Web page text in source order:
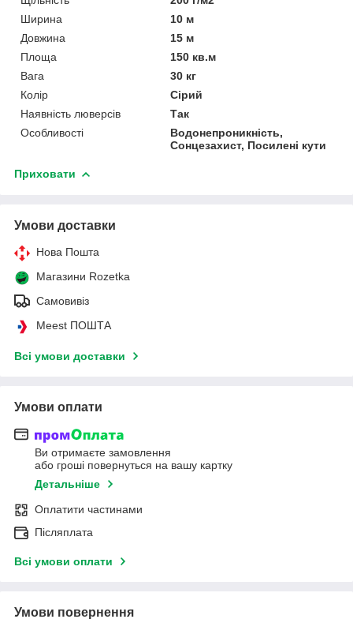
Ширина
10 м
Довжина
15 м
Площа
150 кв.м
Вага
30 кг
Колір
Сірий
Наявність люверсів
Так
Особливості
Водонепроникність,
Сонцезахист, Посилені кути
Приховати
Умови доставки
Нова Пошта
Магазини Rozetka
Самовивіз
Meest ПОШТА
Всі умови доставки
Умови оплати
Ви отримаєте замовлення
або гроші повернуться на вашу картку
Детальніше
Оплатити частинами
Післяплата
Всі умови оплати
Умови повернення